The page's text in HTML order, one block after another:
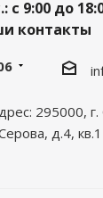
с 9:00 до
контакты
295000,
д.4,